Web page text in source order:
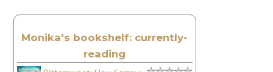
Monika's bookshelf: currently-
reading